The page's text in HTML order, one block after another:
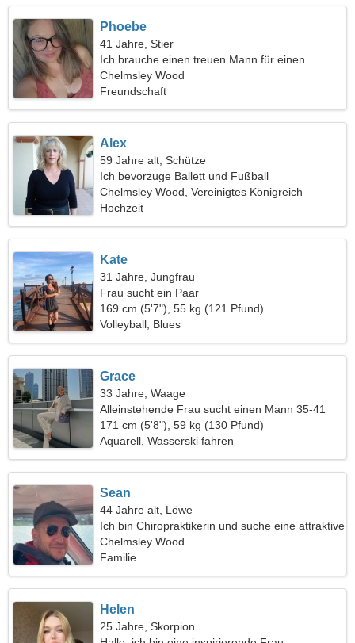
Phoebe
41 Jahre, Stier
Ich brauche einen treuen Mann für einen
gemeinsamen Spaziergang
Chelmsley Wood
Freundschaft
Alex
59 Jahre alt, Schütze
Ich bevorzuge Ballett und Fußball
Chelmsley Wood, Vereinigtes Königreich
Hochzeit
Kate
31 Jahre, Jungfrau
Frau sucht ein Paar
169 cm (5'7"), 55 kg (121 Pfund)
Volleyball, Blues
Grace
33 Jahre, Waage
Alleinstehende Frau sucht einen Mann 35-41
171 cm (5'8"), 59 kg (130 Pfund)
Aquarell, Wasserski fahren
Sean
44 Jahre alt, Löwe
Ich bin Chiropraktikerin und suche eine attraktive
Frau
Chelmsley Wood
Familie
Helen
25 Jahre, Skorpion